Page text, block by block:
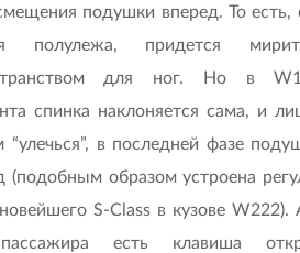
подушки вперед. То есть,
полулежа, придется
для ног. Но в
спинка наклоняется сама, и
“улечься”, в последней фазе
(подобным образом устроена
S-Class в кузове
есть клавиша